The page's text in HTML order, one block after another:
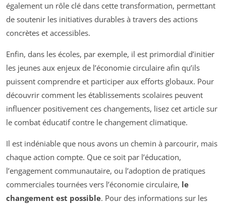
également un rôle clé dans cette transformation, permettant
de soutenir les initiatives durables à travers des actions
concrètes et accessibles.
Enfin, dans les écoles, par exemple, il est primordial d’initier
les jeunes aux enjeux de l’économie circulaire afin qu’ils
puissent comprendre et participer aux efforts globaux. Pour
découvrir comment les établissements scolaires peuvent
influencer positivement ces changements, lisez cet article sur
le combat éducatif contre le changement climatique.
Il est indéniable que nous avons un chemin à parcourir, mais
chaque action compte. Que ce soit par l’éducation,
l’engagement communautaire, ou l’adoption de pratiques
commerciales tournées vers l’économie circulaire, le
changement est possible. Pour des informations sur les